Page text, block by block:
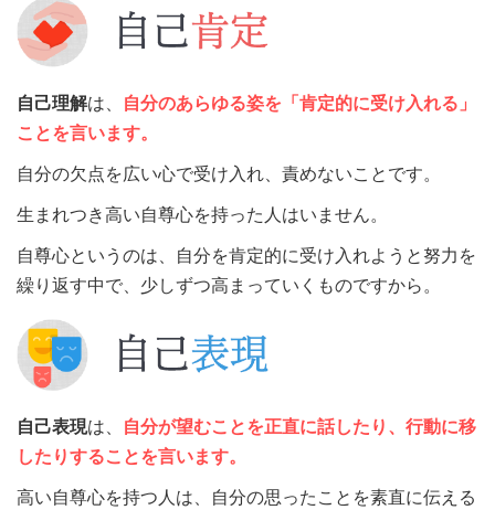
自己理解は、 自分のあらゆる姿を 「肯定的に受け入れる」
ことを言います。
自分の欠点を広い心で受け入れ、責めないことです。
生まれつき高い自尊心を持った人はいません。
自尊心というのは、自分を肯定的に受け入れようと努力を
繰り返す中で、少しずつ高まっていくものですから。
自己表現は、 自分が望むことを正直に話したり、行動に移
したりすることを言います。
高い自尊心を持つ人は、自分の思ったことを素直に伝える